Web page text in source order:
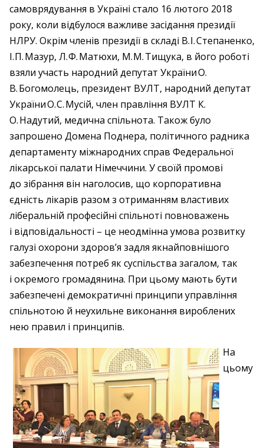
самоврядування в Україні стало 16 лютого 2018
року, коли відбулося важливе засідання президії
НЛРУ. Окрім членів президії в складі В. І. Степаненко,
І. П. Мазур, Л. Ф. Матюхи, М. М. Тищука, в його роботі
взяли участь народний депутат України О.
В. Богомолець, президент ВУЛТ, народний депутат
України О. С. Мусій, член правління ВУЛТ К.
О. Надутий, медична спільнота. Також було
запрошено Домена Поднера, політичного радника
департаменту міжнародних справ Федеральної
лікарської палати Німеччини. У своїй промові
до зібрання він наголосив, що корпоративна
єдність лікарів разом з отриманням властивих
ліберальній професійні спільноті повноважень
і відповідальності – це неодмінна умова розвитку
галузі охорони здоров’я задля якнайповнішого
забезпечення потреб як суспільства загалом, так
і окремого громадянина. При цьому мають бути
забезпечені демократичні принципи управління
спільнотою й неухильне виконання вироблених
нею правил і принципів.
На
цьому